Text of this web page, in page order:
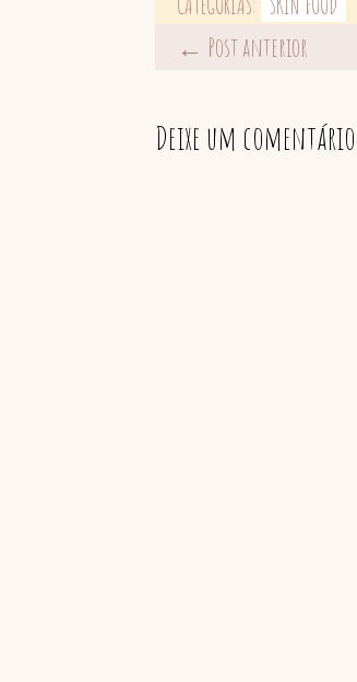
← Post anterior
Deixe um comentário